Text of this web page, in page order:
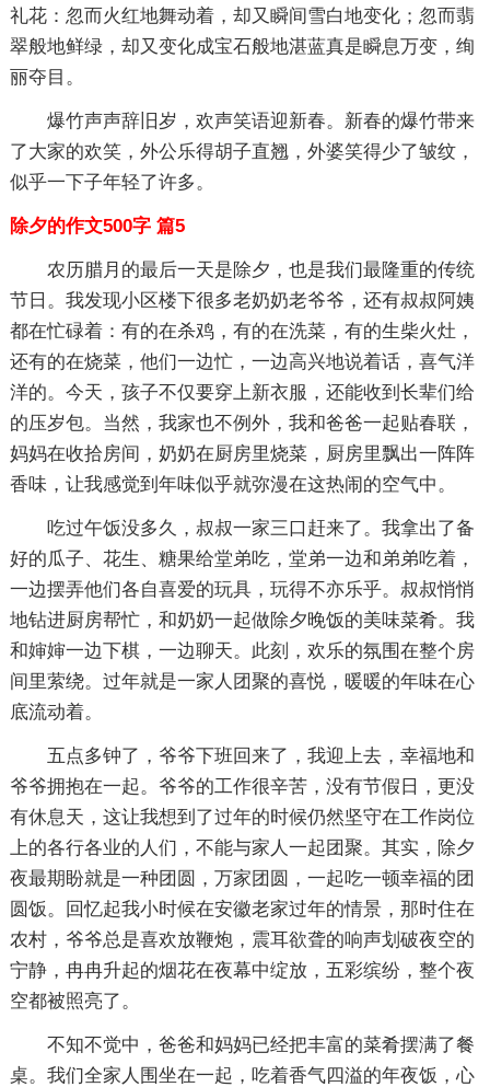
礼花：忽而火红地舞动着，却又瞬间雪白地变化；忽而翡
翠般地鲜绿，却又变化成宝石般地湛蓝真是瞬息万变，绚
丽夺目。
爆竹声声辞旧岁，欢声笑语迎新春。新春的爆竹带来
了大家的欢笑，外公乐得胡子直翘，外婆笑得少了皱纹，
似乎一下子年轻了许多。
除夕的作文500字 篇5
农历腊月的最后一天是除夕，也是我们最隆重的传统
节日。我发现小区楼下很多老奶奶老爷爷，还有叔叔阿姨
都在忙碌着：有的在杀鸡，有的在洗菜，有的生柴火灶，
还有的在烧菜，他们一边忙，一边高兴地说着话，喜气洋
洋的。今天，孩子不仅要穿上新衣服，还能收到长辈们给
的压岁包。当然，我家也不例外，我和爸爸一起贴春联，
妈妈在收拾房间，奶奶在厨房里烧菜，厨房里飘出一阵阵
香味，让我感觉到年味似乎就弥漫在这热闹的空气中。
吃过午饭没多久，叔叔一家三口赶来了。我拿出了备
好的瓜子、花生、糖果给堂弟吃，堂弟一边和弟弟吃着，
一边摆弄他们各自喜爱的玩具，玩得不亦乐乎。叔叔悄悄
地钻进厨房帮忙，和奶奶一起做除夕晚饭的美味菜肴。我
和婶婶一边下棋，一边聊天。此刻，欢乐的氛围在整个房
间里萦绕。过年就是一家人团聚的喜悦，暖暖的年味在心
底流动着。
五点多钟了，爷爷下班回来了，我迎上去，幸福地和
爷爷拥抱在一起。爷爷的工作很辛苦，没有节假日，更没
有休息天，这让我想到了过年的时候仍然坚守在工作岗位
上的各行各业的人们，不能与家人一起团聚。其实，除夕
夜最期盼就是一种团圆，万家团圆，一起吃一顿幸福的团
圆饭。回忆起我小时候在安徽老家过年的情景，那时住在
农村，爷爷总是喜欢放鞭炮，震耳欲聋的响声划破夜空的
宁静，冉冉升起的烟花在夜幕中绽放，五彩缤纷，整个夜
空都被照亮了。
不知不觉中，爸爸和妈妈已经把丰富的菜肴摆满了餐
桌。我们全家人围坐在一起，吃着香气四溢的年夜饭，心